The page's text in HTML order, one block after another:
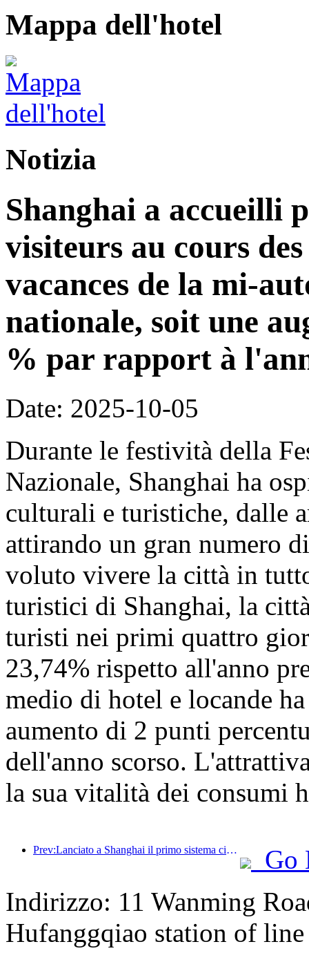
Mappa dell'hotel
Notizia
Shanghai a accueilli
visiteurs au cours
vacances de la mi-
nationale, soit une
% par rapport à
Date: 2025-10-05
Durante le festività della
Nazionale, Shanghai ha
culturali e turistiche, dalle
attirando un gran numero
voluto vivere la città in
turistici di Shanghai, la
turisti nei primi quattro
23,74% rispetto all'anno
medio di hotel e locande
aumento di 2 punti
dell'anno scorso.
la sua vitalità dei consumi
Prev:Lanciato a Shanghai il primo sistema cinese di consumo culturale e turistico self-service per turisti stranieri
Go
Indirizzo: 11 Wanming
Hufanggqiao station of